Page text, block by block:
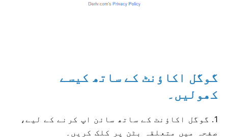
گوگل اکاؤنٹ کے ساتھ کیسے
کھولیں۔
1. گوگل اکاؤنٹ کے ساتھ سائن اپ کرنے کے لیے،
صفحہ میں متعلقہ بٹن پر کلک کریں۔